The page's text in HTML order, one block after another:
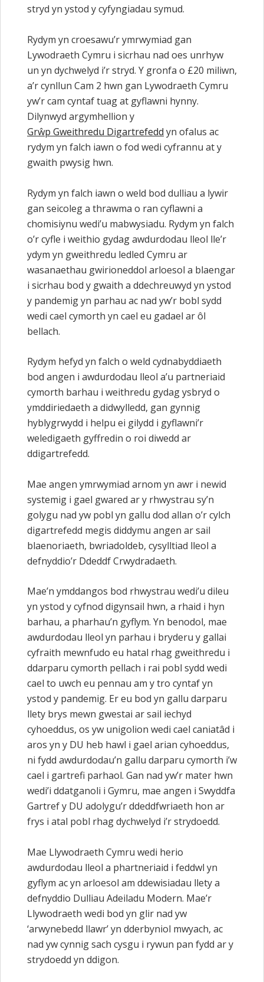
stryd yn ystod y cyfyngiadau symud.
Rydym yn croesawu’r ymrwymiad gan
Lywodraeth Cymru i sicrhau nad oes unrhyw
un yn dychwelyd i’r stryd. Y gronfa o £20 miliwn,
a’r cynllun Cam 2 hwn gan Lywodraeth Cymru
yw’r cam cyntaf tuag at gyflawni hynny.
Dilynwyd argymhellion y
Grŵp Gweithredu Digartrefedd yn ofalus ac
rydym yn falch iawn o fod wedi cyfrannu at y
gwaith pwysig hwn.
Rydym yn falch iawn o weld bod dulliau a lywir
gan seicoleg a thrawma o ran cyflawni a
chomisiynu wedi’u mabwysiadu. Rydym yn falch
o’r cyfle i weithio gydag awdurdodau lleol lle’r
ydym yn gweithredu ledled Cymru ar
wasanaethau gwirioneddol arloesol a blaengar
i sicrhau bod y gwaith a ddechreuwyd yn ystod
y pandemig yn parhau ac nad yw’r bobl sydd
wedi cael cymorth yn cael eu gadael ar ôl
bellach.
Rydym hefyd yn falch o weld cydnabyddiaeth
bod angen i awdurdodau lleol a’u partneriaid
cymorth barhau i weithredu gydag ysbryd o
ymddiriedaeth a didwylledd, gan gynnig
hyblygrwydd i helpu ei gilydd i gyflawni’r
weledigaeth gyffredin o roi diwedd ar
ddigartrefedd.
Mae angen ymrwymiad arnom yn awr i newid
systemig i gael gwared ar y rhwystrau sy’n
golygu nad yw pobl yn gallu dod allan o’r cylch
digartrefedd megis diddymu angen ar sail
blaenoriaeth, bwriadoldeb, cysylltiad lleol a
defnyddio’r Ddeddf Crwydradaeth.
Mae’n ymddangos bod rhwystrau wedi’u dileu
yn ystod y cyfnod digynsail hwn, a rhaid i hyn
barhau, a pharhau’n gyflym. Yn benodol, mae
awdurdodau lleol yn parhau i bryderu y gallai
cyfraith mewnfudo eu hatal rhag gweithredu i
ddarparu cymorth pellach i rai pobl sydd wedi
cael to uwch eu pennau am y tro cyntaf yn
ystod y pandemig. Er eu bod yn gallu darparu
llety brys mewn gwestai ar sail iechyd
cyhoeddus, os yw unigolion wedi cael caniatâd i
aros yn y DU heb hawl i gael arian cyhoeddus,
ni fydd awdurdodau’n gallu darparu cymorth i’w
cael i gartrefi parhaol. Gan nad yw’r mater hwn
wedi’i ddatganoli i Gymru, mae angen i Swyddfa
Gartref y DU adolygu’r ddeddfwriaeth hon ar
frys i atal pobl rhag dychwelyd i’r strydoedd.
Mae Llywodraeth Cymru wedi herio
awdurdodau lleol a phartneriaid i feddwl yn
gyflym ac yn arloesol am ddewisiadau llety a
defnyddio Dulliau Adeiladu Modern. Mae’r
Llywodraeth wedi bod yn glir nad yw
‘arwynebedd llawr’ yn dderbyniol mwyach, ac
nad yw cynnig sach cysgu i rywun pan fydd ar y
strydoedd yn ddigon.